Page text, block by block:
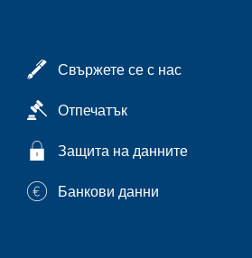
Свържете се с нас
Отпечатък
Защита на данните
Банкови данни